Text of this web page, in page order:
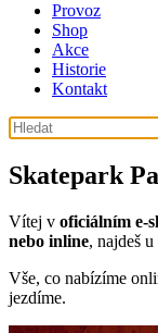
Provoz
Shop
Akce
Historie
Kontakt
Skatepark
Vítej v oficiálním
nebo inline, najdeš
Vše, co nabízíme
jezdíme.